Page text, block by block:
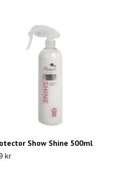
Show Shine 500ml
kr